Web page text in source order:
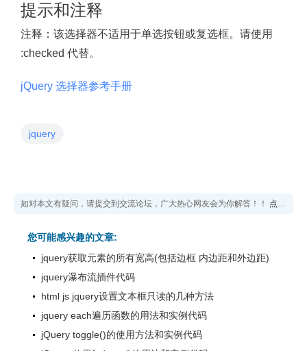
提示和注释
注释： 该选择器不适用于单选按钮或复选框。请使用
:checked 代替。
jQuery 选择器参考手册
jquery
如对本文有疑问，请提交到交流论坛，广大热心网友会为你解答！！ 点击进入论坛
您可能感兴趣的文章:
jquery获取元素的所有宽高(包括边框 内边距和外边距)
jquery瀑布流插件代码
html js jquery设置文本框只读的几种方法
jquery each遍历函数的用法和实例代码
jQuery toggle()的使用方法和实例代码